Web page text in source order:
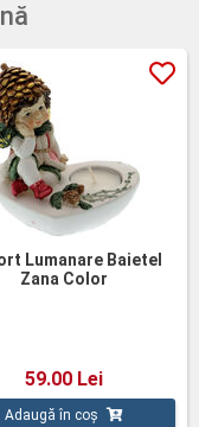
Lumanare Baietel
Zana Color
59.00 Lei
Adaugă în coș